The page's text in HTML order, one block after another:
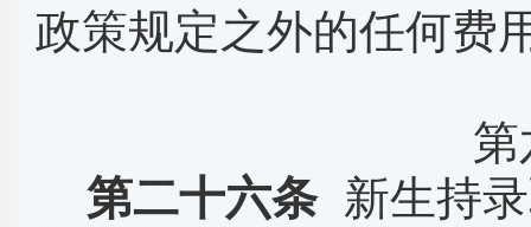
政策规定之外的任何费
第
第二十六条 新生持